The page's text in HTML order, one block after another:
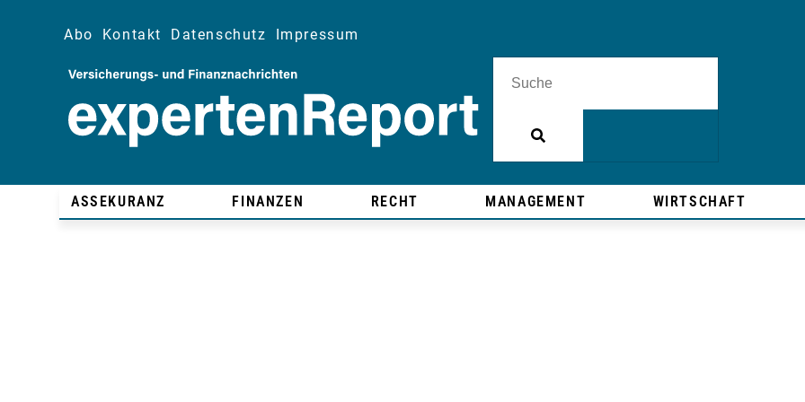
Abo Kontakt Datenschutz Impressum
ASSEKURANZ FINANZEN RECHT MANAGEMENT WIRTSCHAFT